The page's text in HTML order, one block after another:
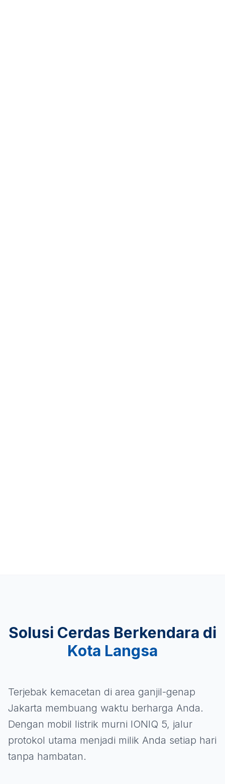
Solusi Cerdas Berkendara di
Kota Langsa
Terjebak kemacetan di area ganjil-genap
Jakarta membuang waktu berharga Anda.
Dengan mobil listrik murni IONIQ 5, jalur
protokol utama menjadi milik Anda setiap hari
tanpa hambatan.